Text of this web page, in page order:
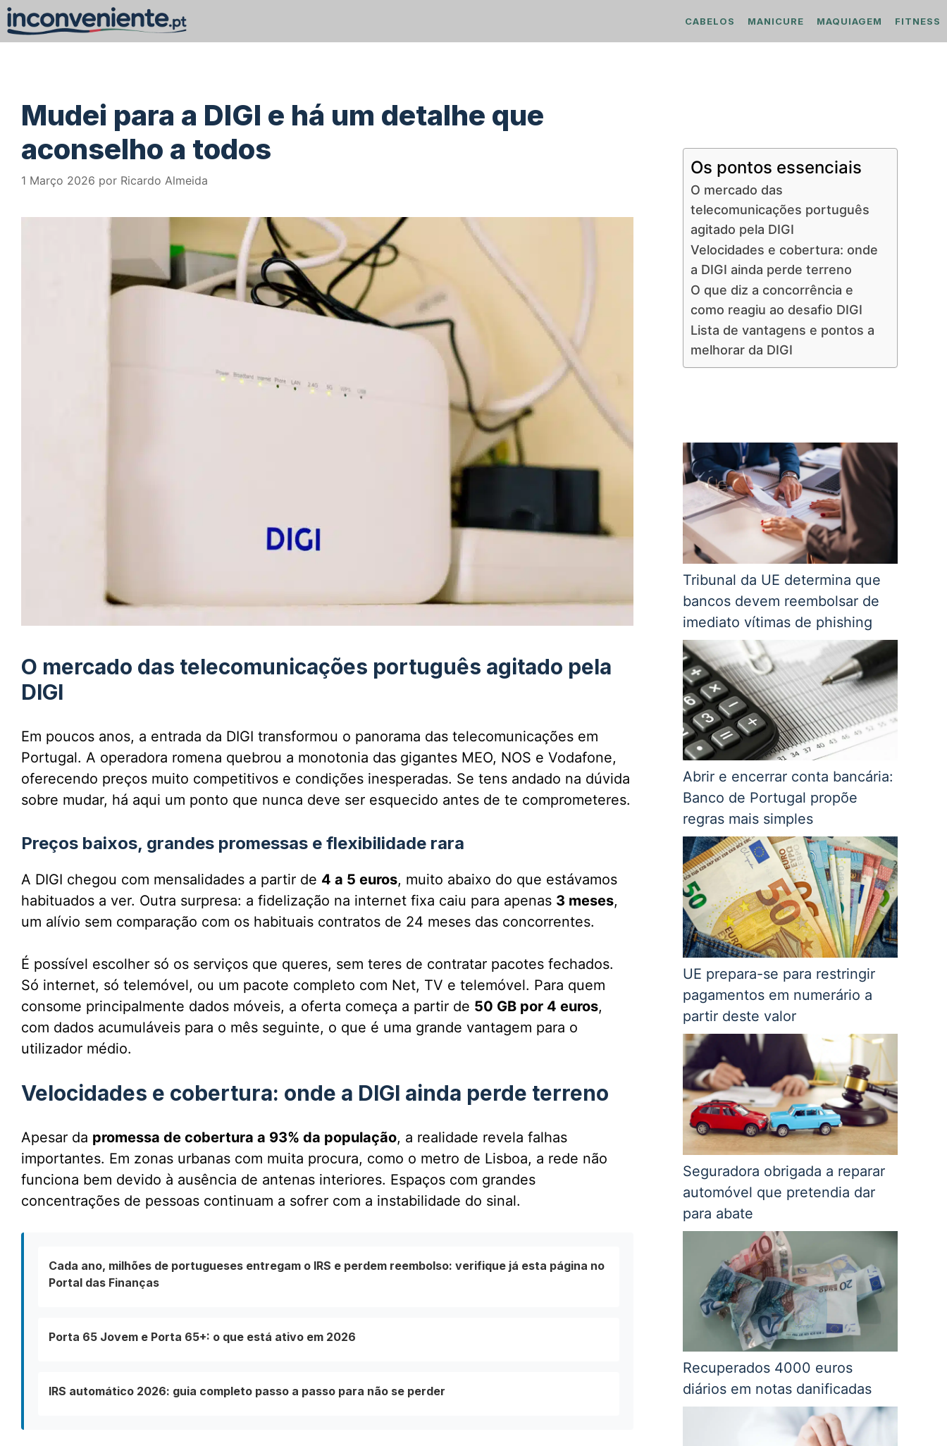
Saltar
para
CABELOS MANICURE MAQUIAGEM FITNESS
Mudei para a DIGI e há um detalhe que
aconselho a todos
1 Março 2026 por Ricardo Almeida
O mercado das telecomunicações português agitado pela
DIGI
Em poucos anos, a entrada da DIGI transformou o panorama das telecomunicações em
Portugal. A operadora romena quebrou a monotonia das gigantes MEO, NOS e Vodafone,
oferecendo preços muito competitivos e condições inesperadas. Se tens andado na dúvida
sobre mudar, há aqui um ponto que nunca deve ser esquecido antes de te comprometeres.
Preços baixos, grandes promessas e flexibilidade rara
A DIGI chegou com mensalidades a partir de 4 a 5 euros, muito abaixo do que estávamos
habituados a ver. Outra surpresa: a fidelização na internet fixa caiu para apenas 3 meses,
um alívio sem comparação com os habituais contratos de 24 meses das concorrentes.
É possível escolher só os serviços que queres, sem teres de contratar pacotes fechados.
Só internet, só telemóvel, ou um pacote completo com Net, TV e telemóvel. Para quem
consome principalmente dados móveis, a oferta começa a partir de 50 GB por 4 euros,
com dados acumuláveis para o mês seguinte, o que é uma grande vantagem para o
utilizador médio.
Velocidades e cobertura: onde a DIGI ainda perde terreno
Apesar da promessa de cobertura a 93% da população, a realidade revela falhas
importantes. Em zonas urbanas com muita procura, como o metro de Lisboa, a rede não
funciona bem devido à ausência de antenas interiores. Espaços com grandes
concentrações de pessoas continuam a sofrer com a instabilidade do sinal.
Cada ano, milhões de portugueses entregam o IRS e perdem reembolso: verifique já esta página no
Portal das Finanças
Porta 65 Jovem e Porta 65+: o que está ativo em 2026
IRS automático 2026: guia completo passo a passo para não se perder
Os pontos essenciais
O mercado das
telecomunicações português
agitado pela DIGI
Velocidades e cobertura: onde
a DIGI ainda perde terreno
O que diz a concorrência e
como reagiu ao desafio DIGI
Lista de vantagens e pontos a
melhorar da DIGI
Tribunal da UE determina que
bancos devem reembolsar de
imediato vítimas de phishing
Abrir e encerrar conta bancária:
Banco de Portugal propõe
regras mais simples
UE prepara-se para restringir
pagamentos em numerário a
partir deste valor
Seguradora obrigada a reparar
automóvel que pretendia dar
para abate
Recuperados 4000 euros
diários em notas danificadas